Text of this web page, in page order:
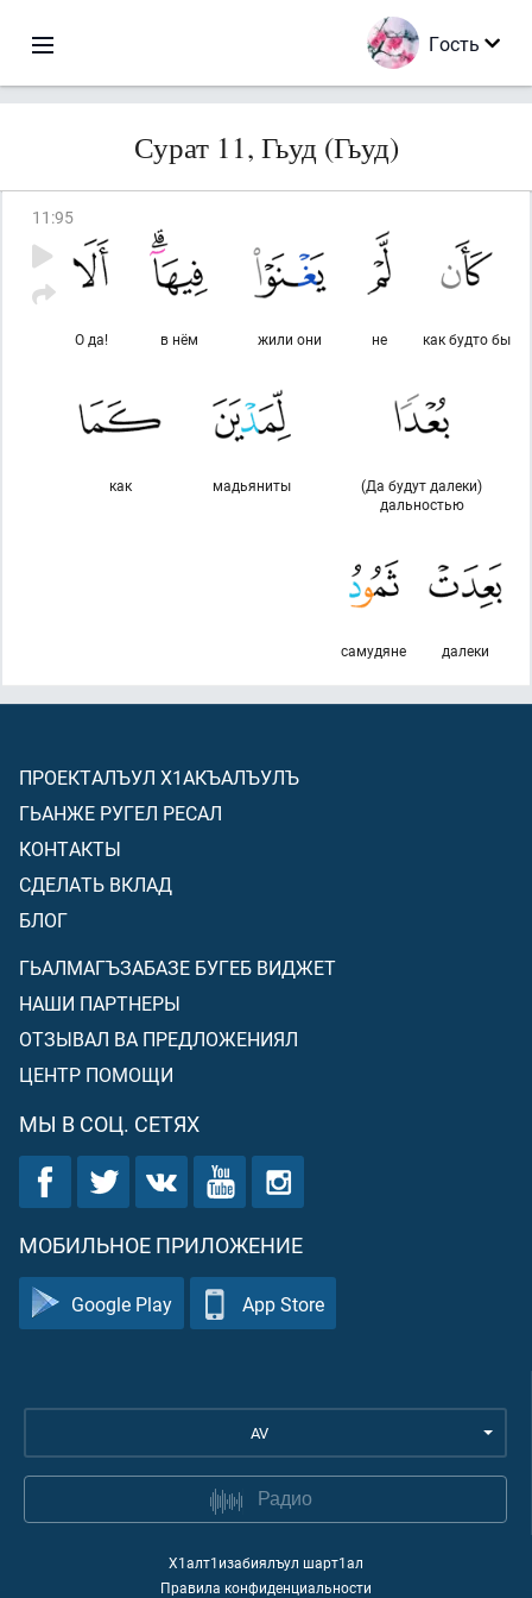
Гость
Сурат 11, Гьуд (Гьуд)
11 :95
как будто бы
не
жили они
в нём
О да!
(Да будут далеки)
дальностью
мадьяниты
как
далеки
самудяне
ПРОЕКТАЛЪУЛ Х1АКЪАЛЪУЛЪ
ГЬАНЖЕ РУГЕЛ РЕСАЛ
КОНТАКТЫ
СДЕЛАТЬ ВКЛАД
БЛОГ
ГЬАЛМАГЪЗАБАЗЕ БУГЕБ ВИДЖЕТ
НАШИ ПАРТНЕРЫ
ОТЗЫВАЛ ВА ПРЕДЛОЖЕНИЯЛ
ЦЕНТР ПОМОЩИ
МЫ В СОЦ. СЕТЯХ
МОБИЛЬНОЕ ПРИЛОЖЕНИЕ
Google Play App Store
AV
Радио
Х1алт1изабиялъул шарт1ал
Правила конфиденциальности